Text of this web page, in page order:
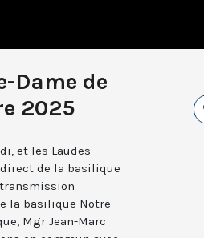
Dame de
2025
et les Laudes
de la basilique
la basilique Notre-
Mgr Jean-Marc